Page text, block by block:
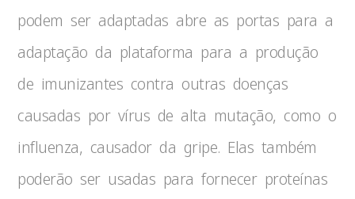
podem ser adaptadas abre as portas para a
adaptação da plataforma para a produção
de imunizantes contra outras doenças
causadas por vírus de alta mutação, como o
influenza, causador da gripe. Elas também
poderão ser usadas para fornecer proteínas